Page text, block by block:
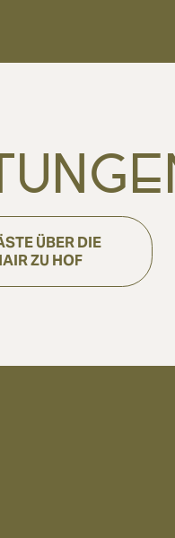
ÜBER DIE
ZU HOF